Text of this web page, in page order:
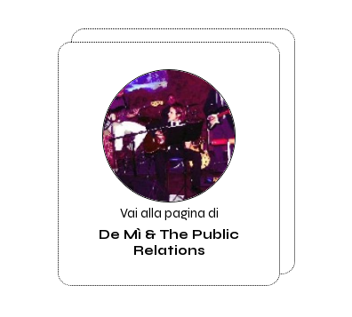
Vai alla pagina di
De Mì & The Public
Relations